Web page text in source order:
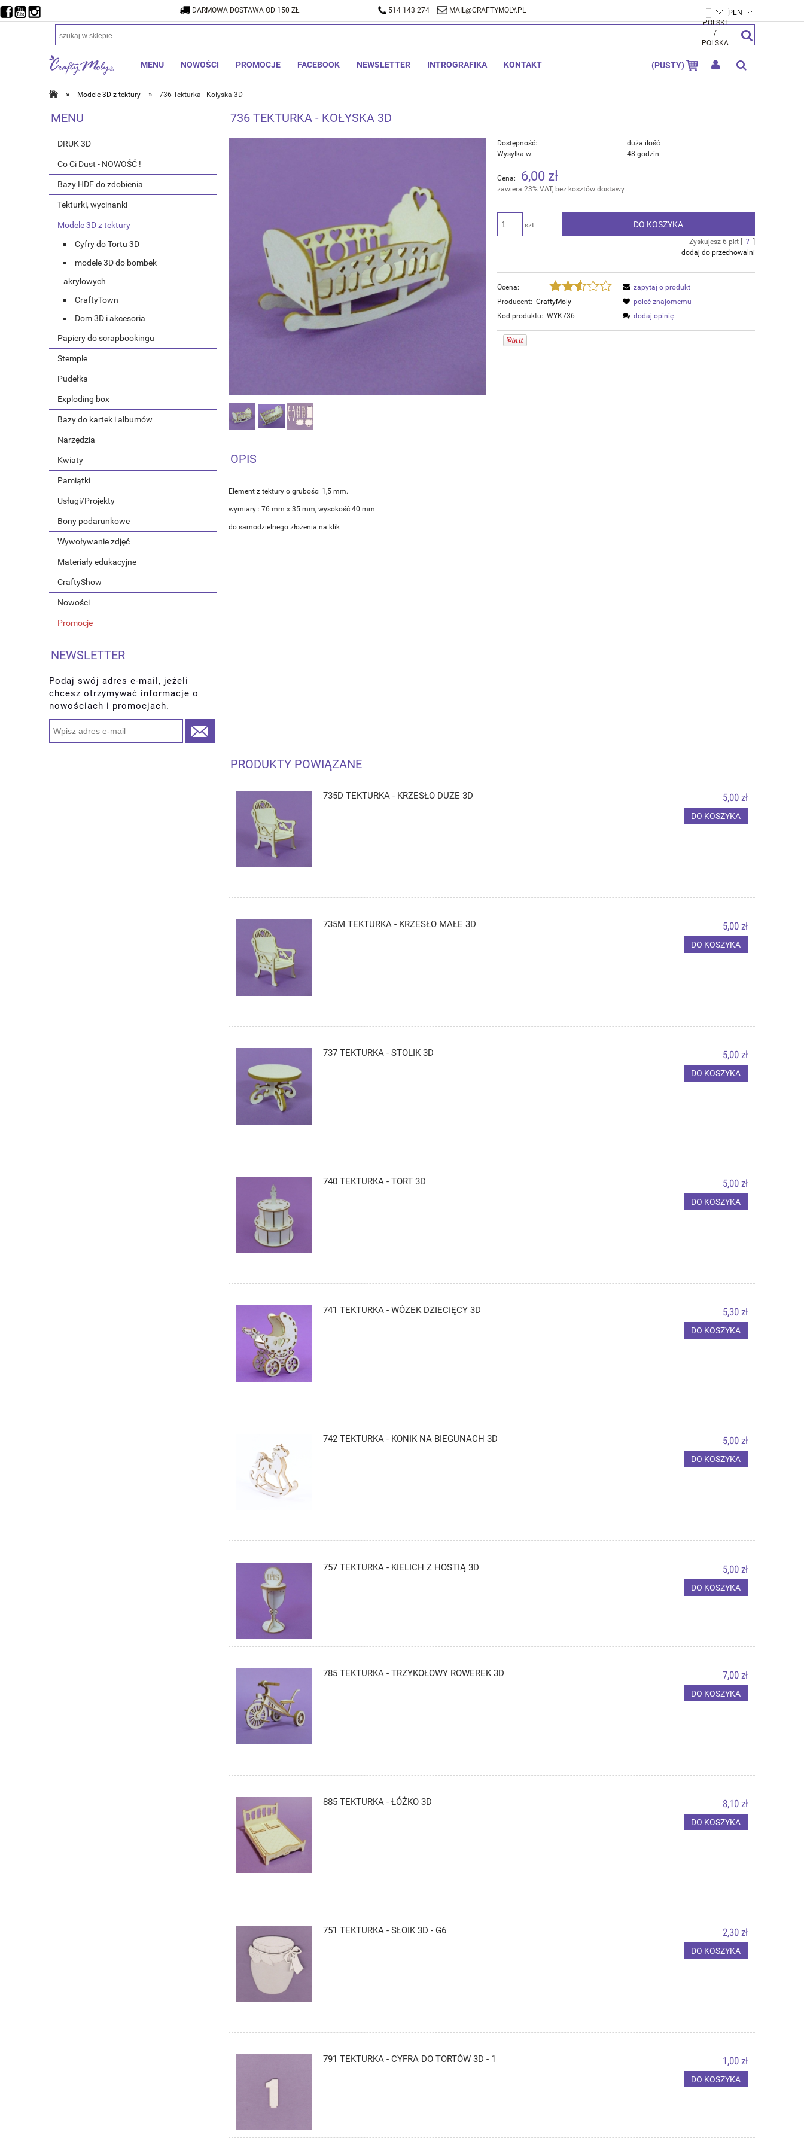
DARMOWA DOSTAWA OD 150 ZŁ 514 143 274 MAIL@CRAFTYMOLY.PL ZALOGUJ SIĘ
(PUSTY)
MENU NOWOŚCI PROMOCJE FACEBOOK NEWSLETTER INTROGRAFIKA KONTAKT
» Modele 3D z tektury » 736 Tekturka - Kołyska 3D
DARMOWA DOSTAWA OD 150 ZŁ 514 143 274 MAIL@CRAFTYMOLY.PL
MENU
DRUK 3D
Co Ci Dust - NOWOŚĆ !
Bazy HDF do zdobienia
Tekturki, wycinanki
Modele 3D z tektury
Cyfry do Tortu 3D
modele 3D do bombek
akrylowych
CraftyTown
Dom 3D i akcesoria
Papiery do scrapbookingu
Stemple
Pudełka
Exploding box
Bazy do kartek i albumów
Narzędzia
Kwiaty
Pamiątki
Usługi/Projekty
Bony podarunkowe
Wywoływanie zdjęć
Materiały edukacyjne
CraftyShow
Nowości
Promocje
NEWSLETTER
Podaj swój adres e-mail, jeżeli
chcesz otrzymywać informacje o
nowościach i promocjach.
736 TEKTURKA - KOŁYSKA 3D
Dostępność:
duża ilość
Wysyłka w:
48 godzin
Cena: 6,00 zł
zawiera 23% VAT, bez kosztów dostawy
szt. DO KOSZYKA
Zyskujesz 6 pkt [ ?
dodaj do przechowalni
Ocena:
Producent: CraftyMoly
Kod produktu: WYK736
zapytaj o produkt
poleć znajomemu
dodaj opinię
OPIS
Element z tektury o grubości 1,5 mm.
wymiary : 76 mm x 35 mm, wysokość 40 mm
do samodzielnego złożenia na klik
PRODUKTY POWIĄZANE
735D TEKTURKA - KRZESŁO DUŻE 3D 5,00 zł
DO KOSZYKA
735M TEKTURKA - KRZESŁO MAŁE 3D 5,00 zł
DO KOSZYKA
737 TEKTURKA - STOLIK 3D 5,00 zł
DO KOSZYKA
740 TEKTURKA - TORT 3D 5,00 zł
DO KOSZYKA
741 TEKTURKA - WÓZEK DZIECIĘCY 3D 5,30 zł
DO KOSZYKA
742 TEKTURKA - KONIK NA BIEGUNACH 3D 5,00 zł
DO KOSZYKA
757 TEKTURKA - KIELICH Z HOSTIĄ 3D 5,00 zł
DO KOSZYKA
785 TEKTURKA - TRZYKOŁOWY ROWEREK 3D 7,00 zł
DO KOSZYKA
885 TEKTURKA - ŁÓŻKO 3D 8,10 zł
DO KOSZYKA
751 TEKTURKA - SŁOIK 3D - G6 2,30 zł
DO KOSZYKA
791 TEKTURKA - CYFRA DO TORTÓW 3D - 1 1,00 zł
DO KOSZYKA